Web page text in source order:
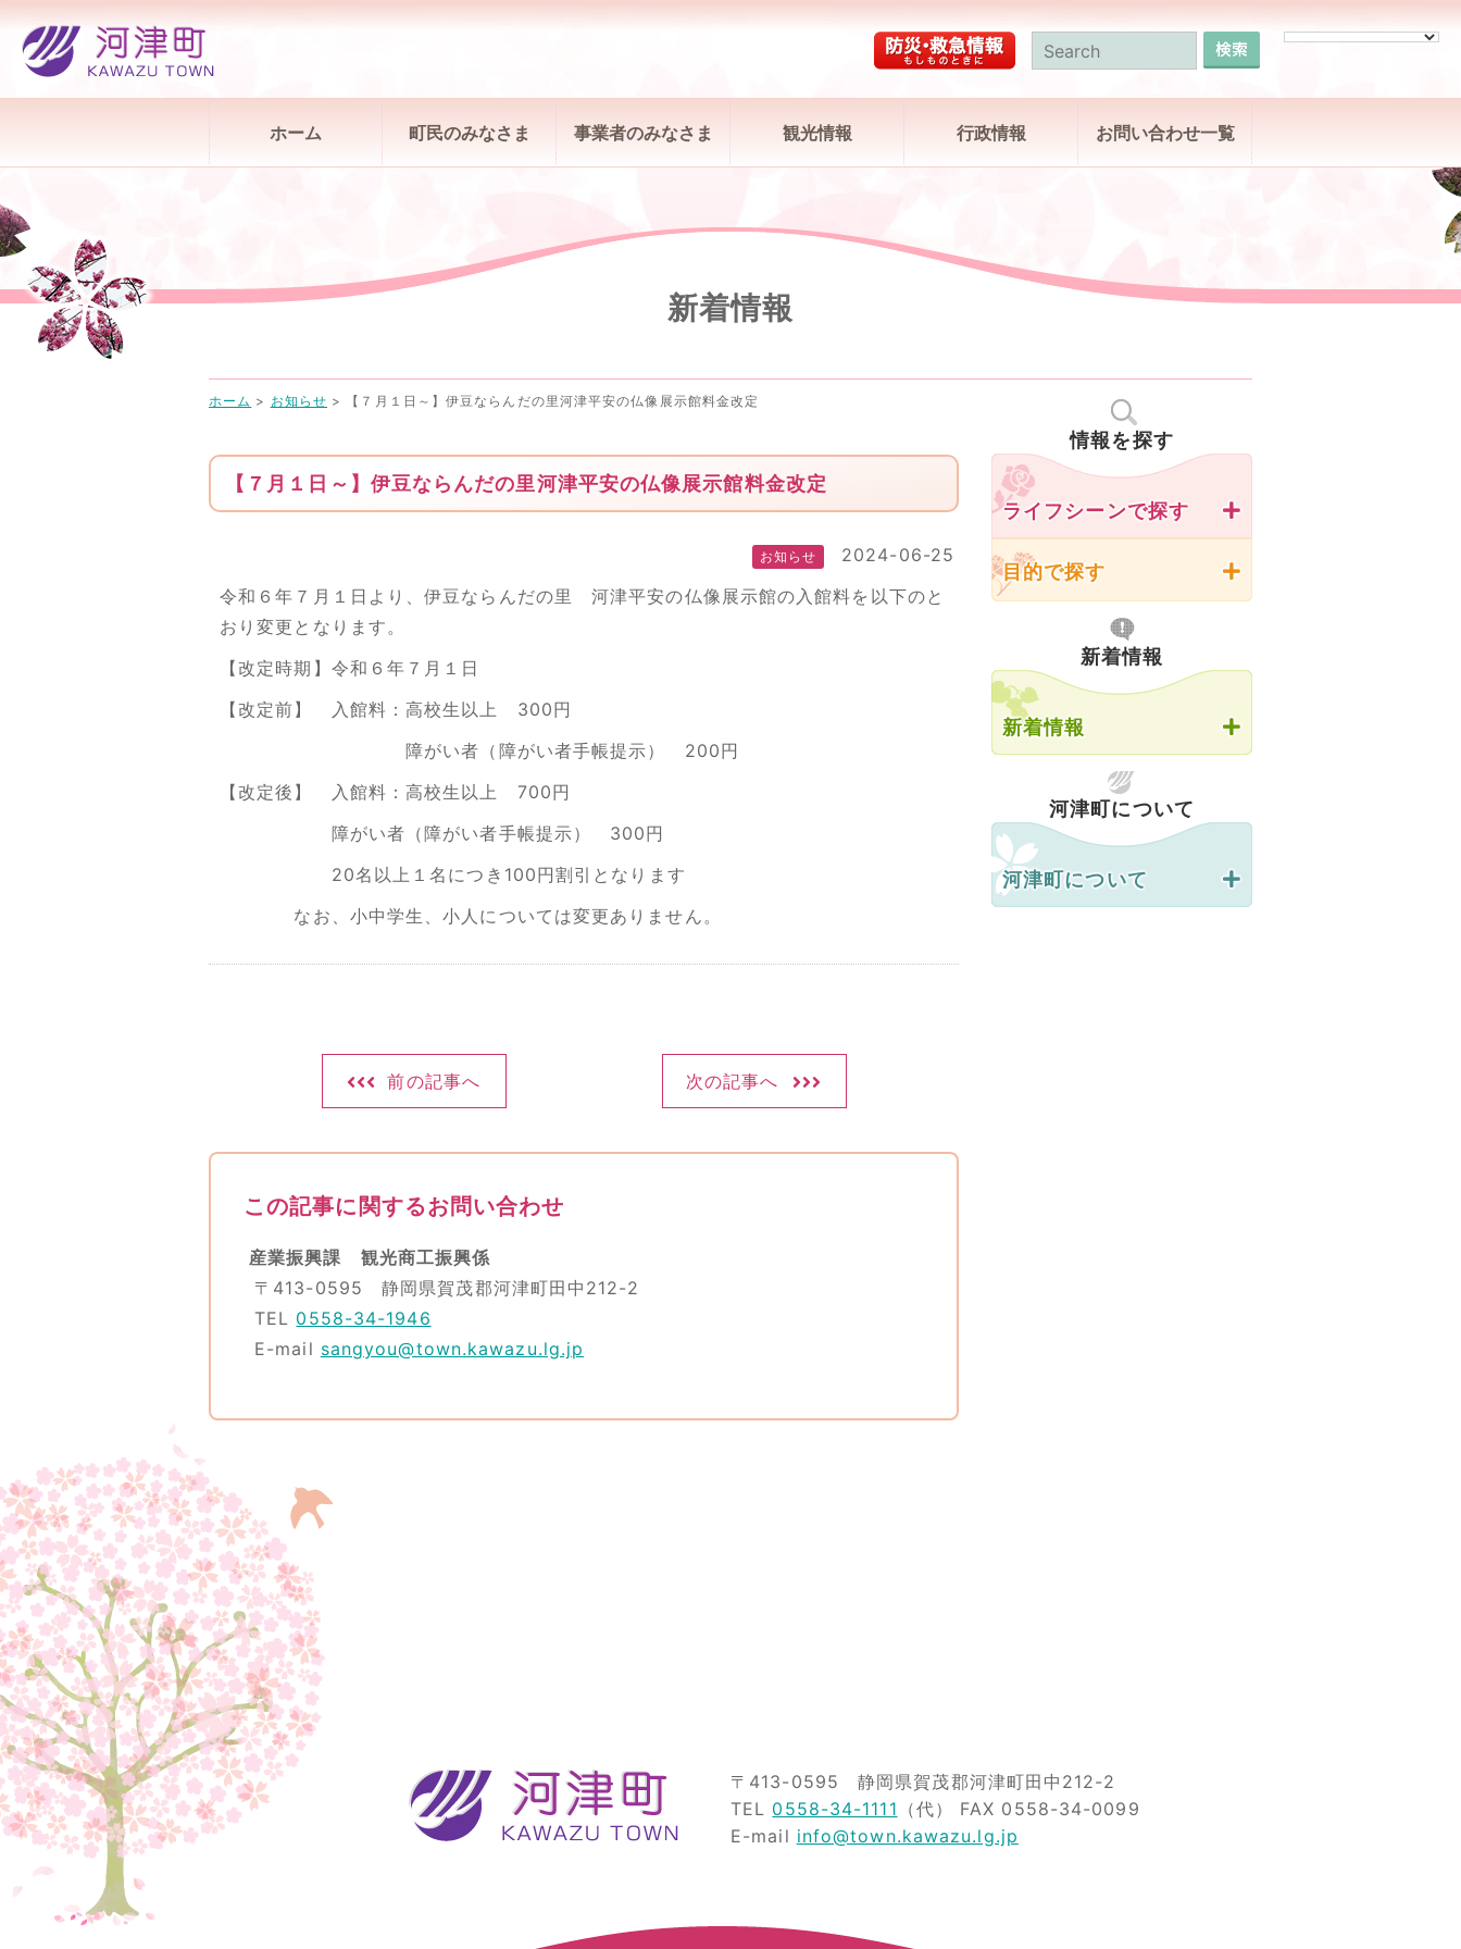
ホーム 町民のみなさま 事業者のみなさま 観光情報 行政情報 お問い合わせ一覧
新着情報
情報を探す
ライフシーンで探す
目的で探す
新着情報
新着情報
河津町について
河津町について
ホーム > お知らせ > 【７月１日～】伊豆ならんだの里河津平安の仏像展示館料金改定
【７月１日～】伊豆ならんだの里河津平安の仏像展示館料金改定
お知らせ
2024-06-25
令和６年７月１日より、伊豆ならんだの里 河津平安の仏像展示館の入館料を以下のと
おり変更となります。
【改定時期】令和６年７月１日
【改定前】 入館料：高校生以上 300円
障がい者（障がい者手帳提示） 200円
【改定後】 入館料：高校生以上 700円
障がい者（障がい者手帳提示） 300円
20名以上１名につき100円割引となります
なお、小中学生、小人については変更ありません。
前の記事へ 次の記事へ
この記事に関するお問い合わせ
産業振興課 観光商工振興係
〒413-0595 静岡県賀茂郡河津町田中212-2
TEL 0558-34-1946
E-mail sangyou@town.kawazu.lg.jp
〒413-0595 静岡県賀茂郡河津町田中212-2
TEL 0558-34-1111 （代） FAX 0558-34-0099
E-mail info@town.kawazu.lg.jp